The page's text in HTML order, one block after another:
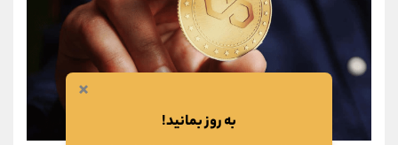
×
به روز بمانید!